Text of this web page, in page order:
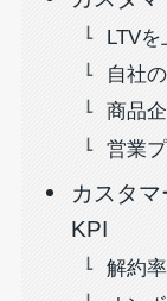
LTVを
自社
商品
営業
カスタ
KPI
解約率